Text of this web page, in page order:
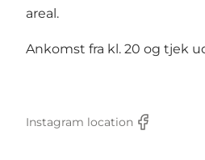
areal.
Ankomst fra kl. 20 og tjek
Instagram location
Facebook